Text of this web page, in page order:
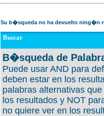
Su b�squeda no ha devuelto ning�n
Buscar
B�squeda de
Puede usar AND para
deben estar en los
palabras alternativas
los resultados y NOT
no quiere ver en los